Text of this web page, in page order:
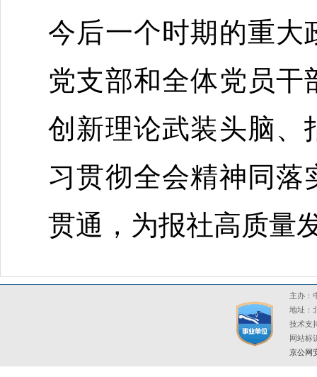
今后一个时期的重大
党支部和全体党员干
创新理论武装头脑、
习贯彻全会精神 同落
贯通，为报社高质量
主办：
地址：
技术支
网站标
京公网